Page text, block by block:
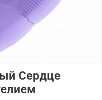
Сердце